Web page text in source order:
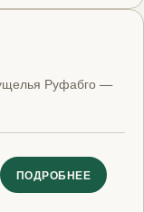
Руфабго —
ПОДРОБНЕЕ